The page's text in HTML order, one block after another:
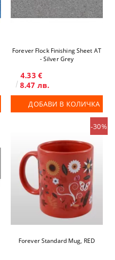
Forever Flock Finishing Sheet AT
- Silver Grey
4.33 €
8.47 лв.
ДОБАВИ В КОЛИЧКА
Forever Standard Mug, RED
-30%